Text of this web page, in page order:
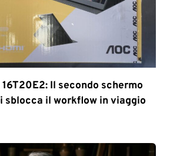
16T20E2: Il secondo schermo
sblocca il workflow in viaggio